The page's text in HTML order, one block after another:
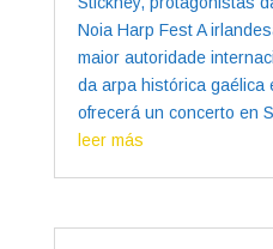
Noia Harp Fest A
maior autoridade
da arpa histórica gaélica
ofrecerá un concerto en
leer más